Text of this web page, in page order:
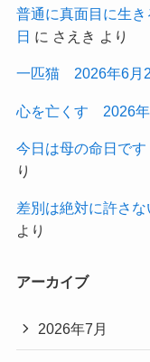
普通に真面目に生
日 に さえき より
一匹猫 2026年6月
心を亡くす 2026年
今日は母の命日で
り
差別は絶対に許さ
より
アーカイブ
2026年7月